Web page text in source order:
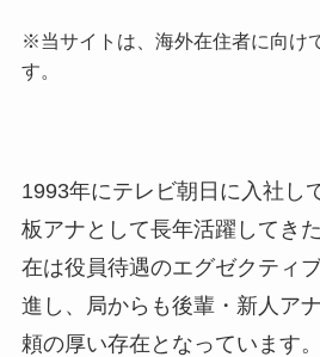
※当サイトは、海外在住者に向け
す。
1993年にテレビ朝日に入社し
板アナとして長年活躍してき
在は役員待遇のエグゼクティ
進し、局からも後輩・新人ア
頼の厚い存在となっています